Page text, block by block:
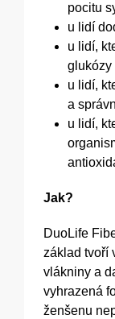
pocitu
u lidí
u lidí,
glukózy
u lidí,
a
u lidí,
Jak?
DuoLife
základ tvoří
vlákniny a
vyhrazená
ženšenu